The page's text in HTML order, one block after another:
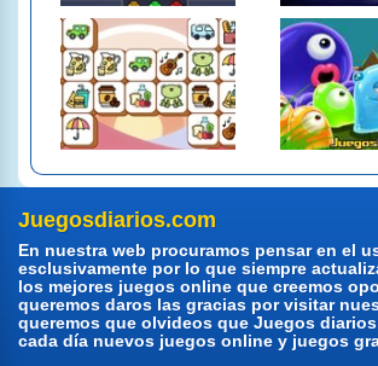
Juegosdiarios.com
En nuestra web procuramos pensar en el
esclusivamente por lo que siempre
los mejores juegos online que creemos
queremos daros las gracias por visitar
queremos que olvideos que Juegos
cada día nuevos juegos online y juegos